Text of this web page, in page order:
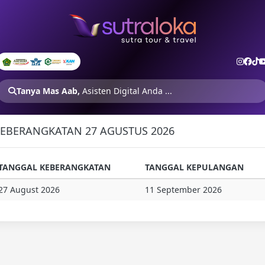
Tanya Mas Aab, Asisten Digital Anda ...
27 AGUSTUS 2026
KEBERANGKATAN
TANGGAL KEPULANGAN
August 2026
11 September 2026